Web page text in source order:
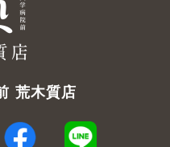
荒木質店